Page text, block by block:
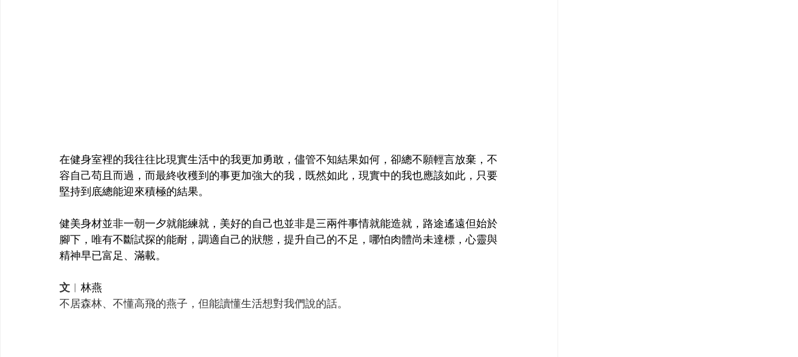
在健身室裡的我往往比現實生活中的我更加勇敢，儘管不知結果如何，卻總不願輕言放棄，不
容自己苟且而過，而最終收穫到的事更加強大的我，既然如此，現實中的我也應該如此，只要
堅持到底總能迎來積極的結果。
健美身材並非一朝一夕就能練就，美好的自己也並非是三兩件事情就能造就，路途遙遠但始於
腳下，唯有不斷試探的能耐，調適自己的狀態，提升自己的不足，哪怕肉體尚未達標，心靈與
精神早已富足、滿載。
文 ︱ 林燕
不居森林、不懂高飛的燕子，但能讀懂生活想對我們說的話。